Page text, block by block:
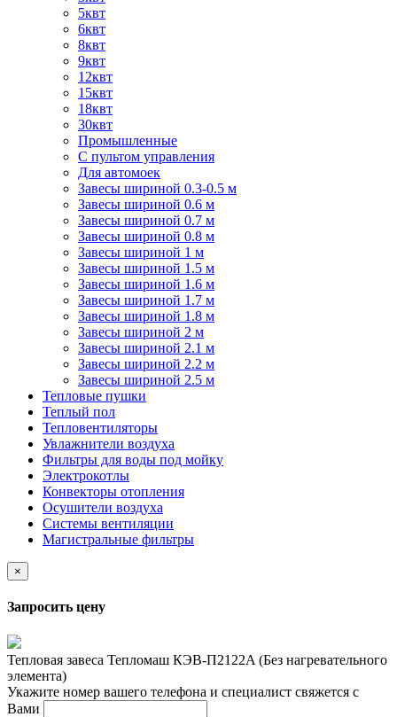
5квт
6квт
8квт
9квт
12квт
15квт
18квт
30квт
Промышленные
С пультом управления
Для автомоек
Завесы шириной 0.3-0.5 м
Завесы шириной 0.6 м
Завесы шириной 0.7 м
Завесы шириной 0.8 м
Завесы шириной 1 м
Завесы шириной 1.5 м
Завесы шириной 1.6 м
Завесы шириной 1.7 м
Завесы шириной 1.8 м
Завесы шириной 2 м
Завесы шириной 2.1 м
Завесы шириной 2.2 м
Завесы шириной 2.5 м
Тепловые пушки
Теплый пол
Тепловентиляторы
Увлажнители воздуха
Фильтры для воды под мойку
Электрокотлы
Конвекторы отопления
Осушители воздуха
Системы вентиляции
Магистральные фильтры
×
Запросить цену
Тепловая завеса Тепломаш КЭВ-П2122A (Без нагревательного
элемента)
Укажите номер вашего телефона и специалист свяжется с
Вами